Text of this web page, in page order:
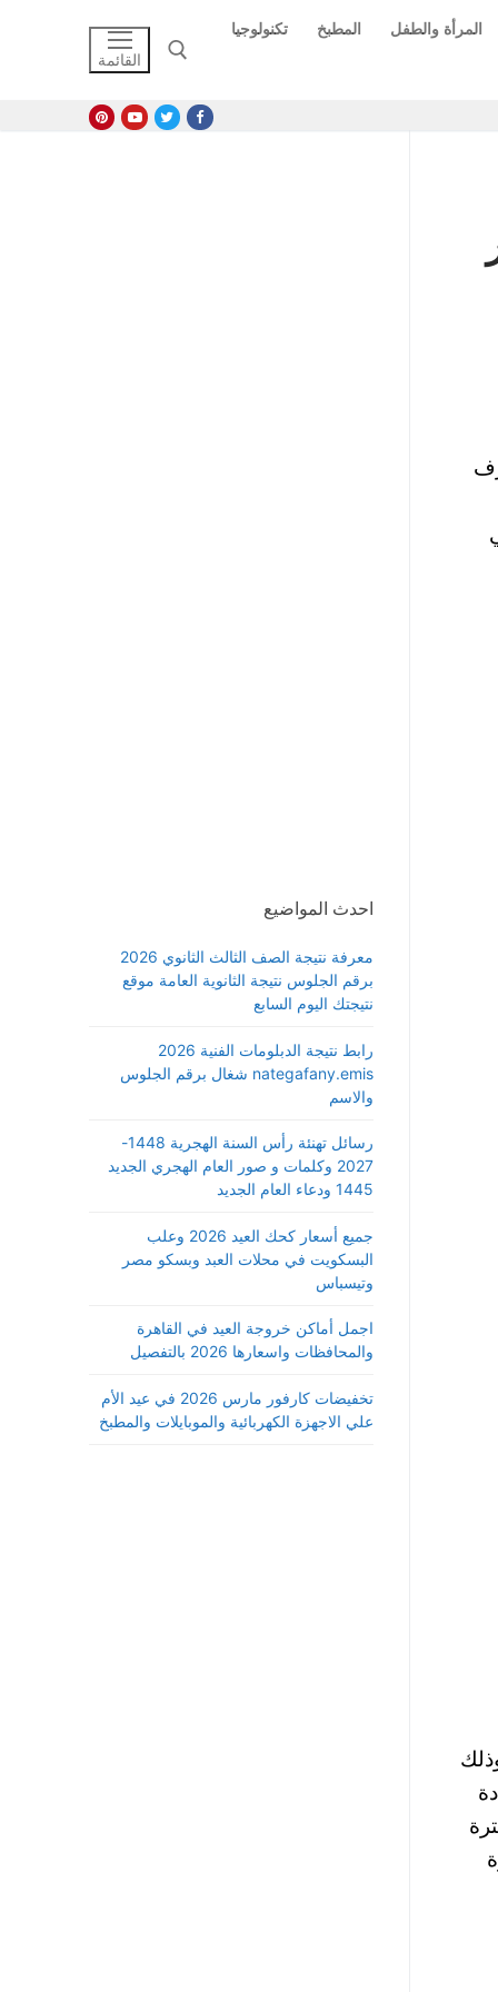
المرأة والطفل المطبخ تكنولوجيا
القائمة
حتي
البيانات في موقع العمالة غير المنتظمة من رقم 2030، وذلك
احدث المواضيع
معرفة نتيجة الصف الثالث الثانوي 2026
برقم الجلوس نتيجة الثانوية العامة موقع
نتيجتك اليوم السابع
رابط نتيجة الدبلومات الفنية 2026
nategafany.emis شغال برقم الجلوس
والاسم
رسائل تهنئة رأس السنة الهجرية 1448-
2027 وكلمات و صور العام الهجري الجديد
1445 ودعاء العام الجديد
جميع أسعار كحك العيد 2026 وعلب
البسكويت في محلات العبد وبسكو مصر
وتيسباس
اجمل أماكن خروجة العيد في القاهرة
والمحافظات واسعارها 2026 بالتفصيل
تخفيضات كارفور مارس 2026 في عيد الأم
علي الاجهزة الكهربائية والموبايلات والمطبخ